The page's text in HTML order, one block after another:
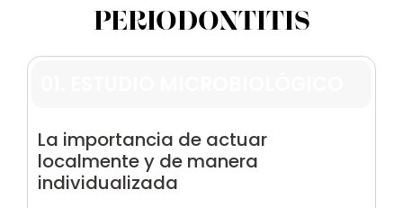
PERIODONTITIS
La importancia de actuar
localmente y de manera
individualizada